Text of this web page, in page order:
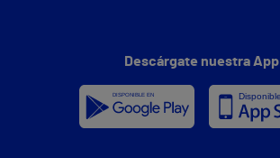
Descárgate nuestra App